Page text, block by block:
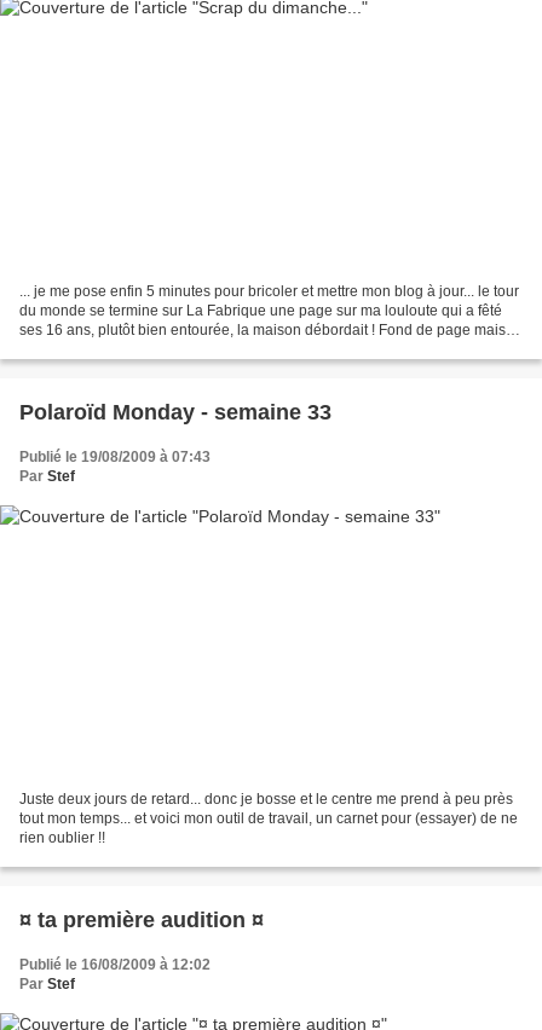
... je me pose enfin 5 minutes pour bricoler et mettre mon blog à jour... le tour
du monde se termine sur La Fabrique une page sur ma louloute qui a fêté
ses 16 ans, plutôt bien entourée, la maison débordait ! Fond de page maison
Polaroïd Monday - semaine 33
Publié le 19/08/2009 à 07:43
Par Stef
Juste deux jours de retard... donc je bosse et le centre me prend à peu près
tout mon temps... et voici mon outil de travail, un carnet pour (essayer) de ne
rien oublier !!
¤ ta première audition ¤
Publié le 16/08/2009 à 12:02
Par Stef